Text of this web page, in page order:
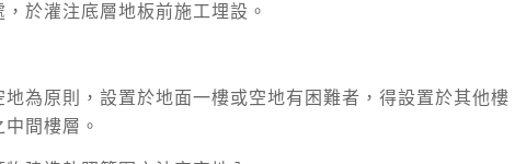
於灌注底層地板前施工埋設。
為原則，設置於地面一樓或空地有困難者，得設置於其他樓
間樓層。